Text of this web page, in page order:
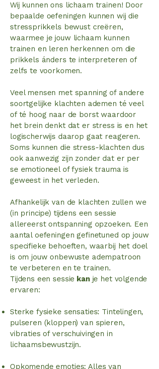
Wij kunnen ons lichaam trainen! Door
bepaalde oefeningen kunnen wij die
stressprikkels bewust creëren,
waarmee je jouw lichaam kunnen
trainen en leren herkennen om die
prikkels ánders te interpreteren of
zelfs te voorkomen.
Veel mensen met spanning of andere
soortgelijke klachten ademen té veel
of té hoog naar de borst waardoor
het brein denkt dat er stress is en het
logischerwijs daarop gaat reageren.
Soms kunnen die stress-klachten dus
ook aanwezig zijn zonder dat er per
se emotioneel of fysiek trauma is
geweest in het verleden.
Afhankelijk van de klachten zullen we
(in principe) tijdens een sessie
allereerst ontspanning opzoeken. Een
aantal oefeningen gefinetuned op jouw
specifieke behoeften, waarbij het doel
is om jouw onbewuste adempatroon
te verbeteren en te trainen.
Tijdens een sessie kanje het volgende
ervaren:
Sterke fysieke sensaties: Tintelingen,
pulseren (kloppen) van spieren,
vibraties of verschuivingen in
lichaamsbewustzijn.
Opkomende emoties: Alles van